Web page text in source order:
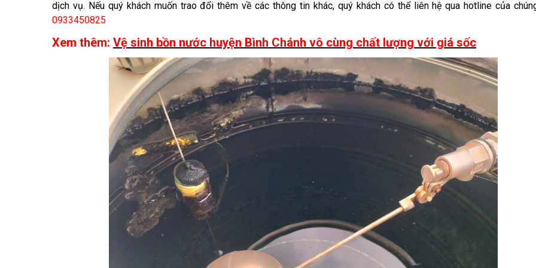
dịch vụ. Nếu quý khách muốn trao đổi thêm về các thông tin khác, quý khách có thể liên hệ qua hotline của
0933450825
Xem thêm: Vệ sinh bồn nước huyện Bình Chánh vô cùng chất lượng với giá sốc